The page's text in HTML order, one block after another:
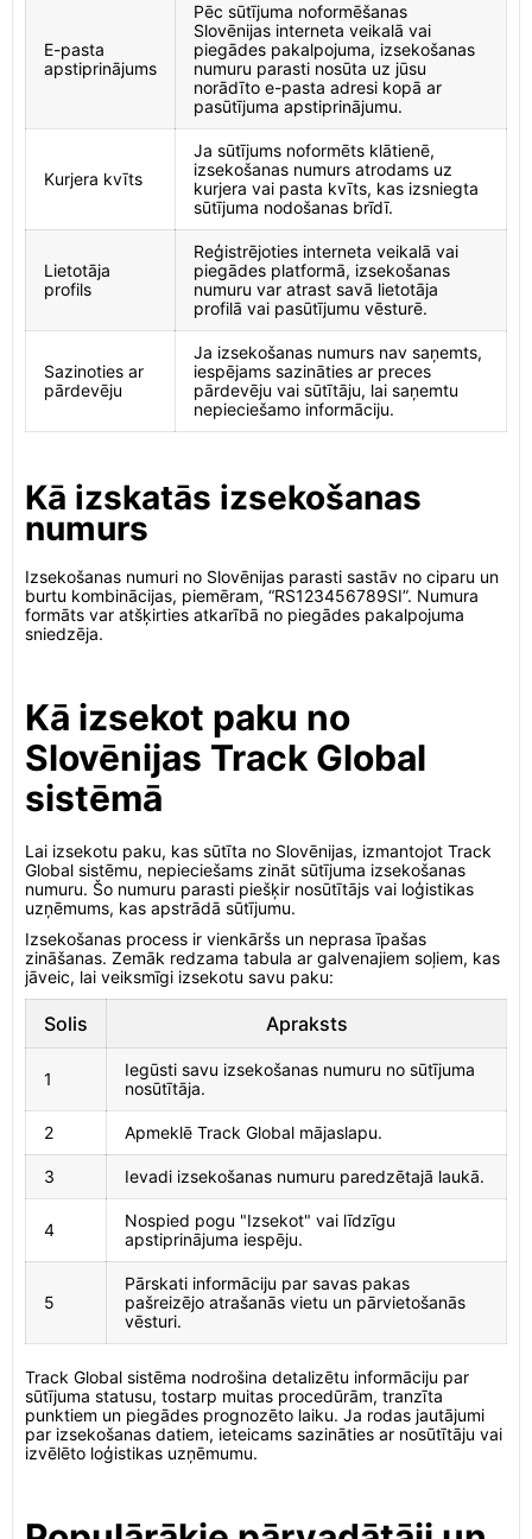
E-pasta
apstiprinājums
Pēc sūtījuma noformēšanas
Slovēnijas interneta veikalā vai
piegādes pakalpojuma, izsekošanas
numuru parasti nosūta uz jūsu
norādīto e-pasta adresi kopā ar
pasūtījuma apstiprinājumu.
Kurjera kvīts
Ja sūtījums noformēts klātienē,
izsekošanas numurs atrodams uz
kurjera vai pasta kvīts, kas izsniegta
sūtījuma nodošanas brīdī.
Lietotāja
profils
Reģistrējoties interneta veikalā vai
piegādes platformā, izsekošanas
numuru var atrast savā lietotāja
profilā vai pasūtījumu vēsturē.
Sazinoties ar
pārdevēju
Ja izsekošanas numurs nav saņemts,
iespējams sazināties ar preces
pārdevēju vai sūtītāju, lai saņemtu
nepieciešamo informāciju.
Kā izskatās izsekošanas
numurs
Izsekošanas numuri no Slovēnijas parasti sastāv no ciparu un
burtu kombinācijas, piemēram, “RS123456789SI”. Numura
formāts var atšķirties atkarībā no piegādes pakalpojuma
sniedzēja.
Kā izsekot paku no
Slovēnijas Track Global
sistēmā
Lai izsekotu paku, kas sūtīta no Slovēnijas, izmantojot Track
Global sistēmu, nepieciešams zināt sūtījuma izsekošanas
numuru. Šo numuru parasti piešķir nosūtītājs vai loģistikas
uzņēmums, kas apstrādā sūtījumu.
Izsekošanas process ir vienkāršs un neprasa īpašas
zināšanas. Zemāk redzama tabula ar galvenajiem soļiem, kas
jāveic, lai veiksmīgi izsekotu savu paku:
Solis Apraksts
1
Iegūsti savu izsekošanas numuru no sūtījuma
nosūtītāja.
2 Apmeklē Track Global mājaslapu.
3 Ievadi izsekošanas numuru paredzētajā laukā.
4
Nospied pogu "Izsekot" vai līdzīgu
apstiprinājuma iespēju.
5
Pārskati informāciju par savas pakas
pašreizējo atrašanās vietu un pārvietošanās
vēsturi.
Track Global sistēma nodrošina detalizētu informāciju par
sūtījuma statusu, tostarp muitas procedūrām, tranzīta
punktiem un piegādes prognozēto laiku. Ja rodas jautājumi
par izsekošanas datiem, ieteicams sazināties ar nosūtītāju vai
izvēlēto loģistikas uzņēmumu.